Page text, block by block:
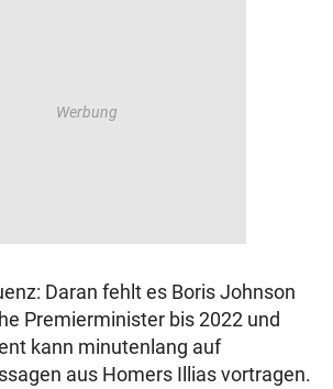
Daran fehlt es Boris Johnson
Premierminister bis 2022 und
kann minutenlang auf
aus Homers Illias vortragen.